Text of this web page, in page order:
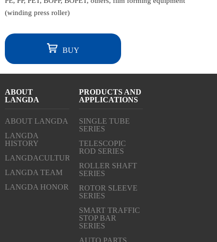
(winding press roller)
BUY
ABOUT
LANGDA
ABOUT LANGDA
LANGDA
HISTORY
LANGDACULTURE
LANGDA TEAM
LANGDA HONOR
PRODUCTS AND
APPLICATIONS
SINGLE TUBE
SERIES
TELESCOPIC
ROD SERIES
ROLLER SHAFT
SERIES
ROTOR SLEEVE
SERIES
SMART TRAFFIC
STOP BAR
SERIES
AUTO PARTS